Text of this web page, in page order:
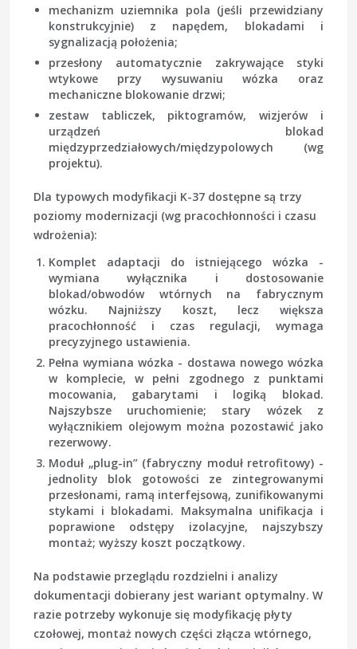
mechanizm uziemnika pola (jeśli przewidziany
konstrukcyjnie) z napędem, blokadami i
sygnalizacją położenia;
przesłony automatycznie zakrywające styki
wtykowe przy wysuwaniu wózka oraz
mechaniczne blokowanie drzwi;
zestaw tabliczek, piktogramów, wizjerów i
urządzeń blokad
międzyprzedziałowych/międzypolowych (wg
projektu).
Dla typowych modyfikacji K-37 dostępne są trzy
poziomy modernizacji (wg pracochłonności i czasu
wdrożenia):
Komplet adaptacji do istniejącego wózka -
wymiana wyłącznika i dostosowanie
blokad/obwodów wtórnych na fabrycznym
wózku. Najniższy koszt, lecz większa
pracochłonność i czas regulacji, wymaga
precyzyjnego ustawienia.
Pełna wymiana wózka - dostawa nowego wózka
w komplecie, w pełni zgodnego z punktami
mocowania, gabarytami i logiką blokad.
Najszybsze uruchomienie; stary wózek z
wyłącznikiem olejowym można pozostawić jako
rezerwowy.
Moduł „plug-in” (fabryczny moduł retrofitowy) -
jednolity blok gotowości ze zintegrowanymi
przesłonami, ramą interfejsową, zunifikowanymi
stykami i blokadami. Maksymalna unifikacja i
poprawione odstępy izolacyjne, najszybszy
montaż; wyższy koszt początkowy.
Na podstawie przeglądu rozdzielni i analizy
dokumentacji dobierany jest wariant optymalny. W
razie potrzeby wykonuje się modyfikację płyty
czołowej, montaż nowych części złącza wtórnego,